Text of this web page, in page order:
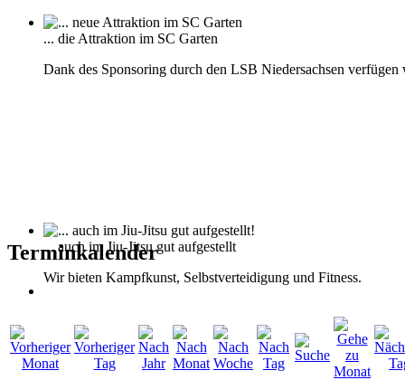
... die Attraktion im SC Garten
Dank des Sponsoring durch den LSB Niedersachsen
... auch im Jiu-Jitsu gut aufgestellt
Wir bieten Kampfkunst, Selbstverteidigung und Fitness.
Terminkalender